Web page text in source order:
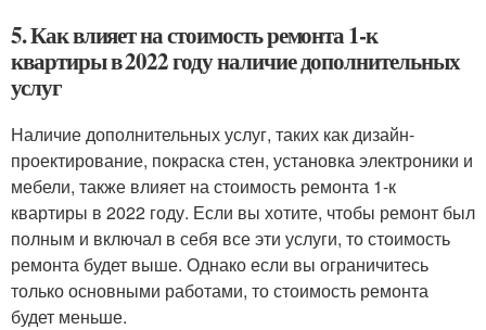
5. Как влияет на стоимость ремонта 1-к
квартиры в 2022 году наличие дополнительных
услуг
Наличие дополнительных услуг, таких как дизайн-
проектирование, покраска стен, установка электроники и
мебели, также влияет на стоимость ремонта 1-к
квартиры в 2022 году. Если вы хотите, чтобы ремонт был
полным и включал в себя все эти услуги, то стоимость
ремонта будет выше. Однако если вы ограничитесь
только основными работами, то стоимость ремонта
будет меньше.